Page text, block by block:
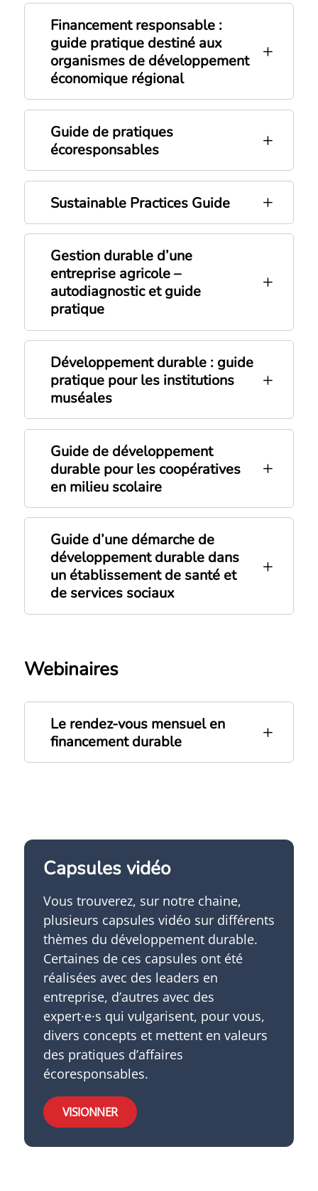
Financement responsable :
guide pratique destiné aux
organismes de développement
économique régional
Guide de pratiques
écoresponsables
Sustainable Practices Guide
Gestion durable d’une
entreprise agricole –
autodiagnostic et guide
pratique
Développement durable : guide
pratique pour les institutions
muséales
Guide de développement
durable pour les coopératives
en milieu scolaire
Guide d’une démarche de
développement durable dans
un établissement de santé et
de services sociaux
Webinaires
Le rendez-vous mensuel en
financement durable
Capsules vidéo
Vous trouverez, sur notre chaine,
plusieurs capsules vidéo sur différents
thèmes du développement durable.
Certaines de ces capsules ont été
réalisées avec des leaders en
entreprise, d’autres avec des
expert·e·s qui vulgarisent, pour vous,
divers concepts et mettent en valeurs
des pratiques d’affaires
écoresponsables.
VISIONNER